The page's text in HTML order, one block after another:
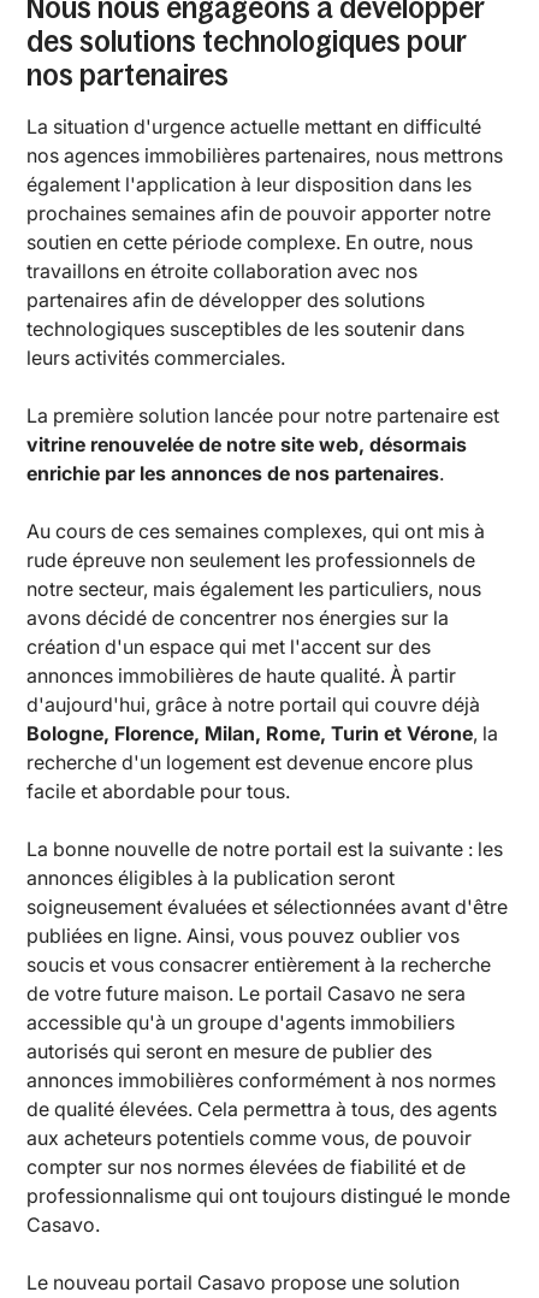
Nous nous engageons à développer
des solutions technologiques pour
nos partenaires
La situation d'urgence actuelle mettant en difficulté
nos agences immobilières partenaires, nous mettrons
également l'application à leur disposition dans les
prochaines semaines afin de pouvoir apporter notre
soutien en cette période complexe. En outre, nous
travaillons en étroite collaboration avec nos
partenaires afin de développer des solutions
technologiques susceptibles de les soutenir dans
leurs activités commerciales.
La première solution lancée pour notre partenaire est
vitrine renouvelée de notre site web, désormais
enrichie par les annonces de nos partenaires.
Au cours de ces semaines complexes, qui ont mis à
rude épreuve non seulement les professionnels de
notre secteur, mais également les particuliers, nous
avons décidé de concentrer nos énergies sur la
création d'un espace qui met l'accent sur des
annonces immobilières de haute qualité. À partir
d'aujourd'hui, grâce à notre portail qui couvre déjà
Bologne, Florence, Milan, Rome, Turin et Vérone, la
recherche d'un logement est devenue encore plus
facile et abordable pour tous.
La bonne nouvelle de notre portail est la suivante : les
annonces éligibles à la publication seront
soigneusement évaluées et sélectionnées avant d'être
publiées en ligne. Ainsi, vous pouvez oublier vos
soucis et vous consacrer entièrement à la recherche
de votre future maison. Le portail Casavo ne sera
accessible qu'à un groupe d'agents immobiliers
autorisés qui seront en mesure de publier des
annonces immobilières conformément à nos normes
de qualité élevées. Cela permettra à tous, des agents
aux acheteurs potentiels comme vous, de pouvoir
compter sur nos normes élevées de fiabilité et de
professionnalisme qui ont toujours distingué le monde
Casavo.
Le nouveau portail Casavo propose une solution